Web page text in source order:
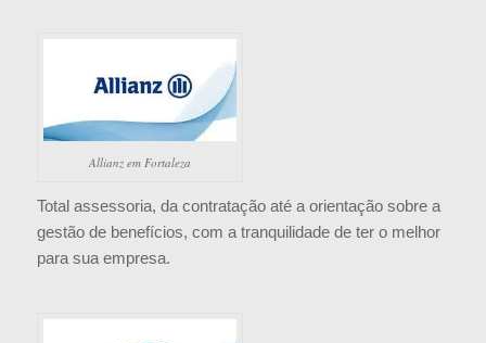
Allianz em Fortaleza
Total assessoria, da contratação até a orientação sobre a
gestão de benefícios, com a tranquilidade de ter o melhor
para sua empresa.